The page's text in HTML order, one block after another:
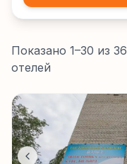
Показано 1–30 из 36
отелей